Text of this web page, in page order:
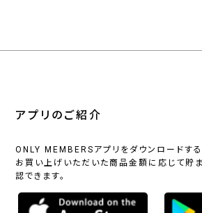
アプリのご紹介
ONLY MEMBERSアプリをダウンロードする
お買い上げいただいた商品金額に応じて貯
認できます。